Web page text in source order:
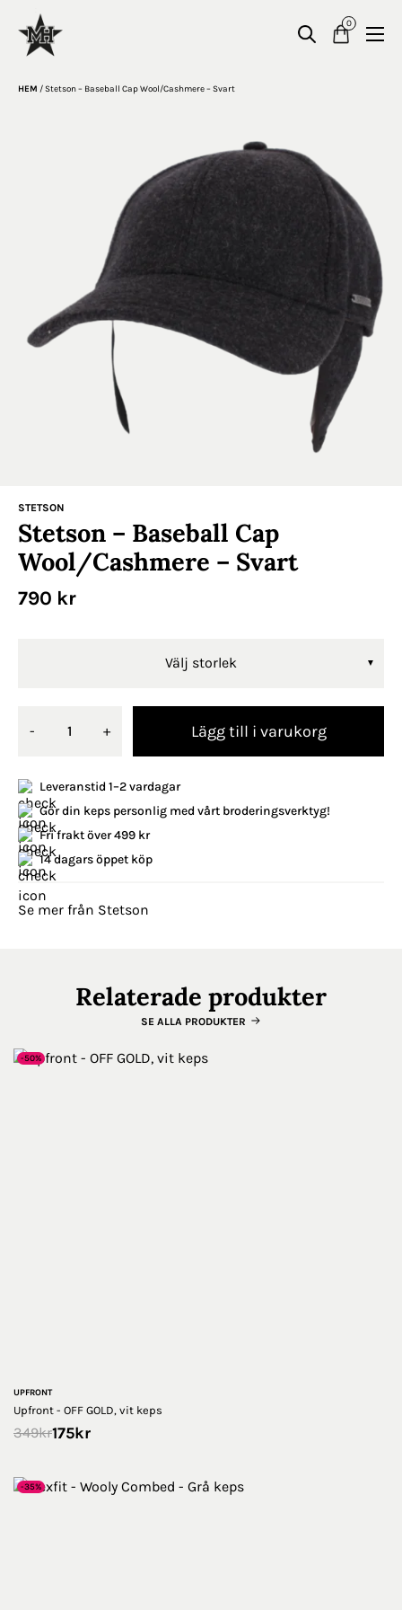
0
HEM /Stetson – Baseball Cap Wool/Cashmere – Svart
STETSON
Stetson – Baseball Cap
Wool/Cashmere – Svart
790 kr
Välj storlek
- + Lägg till i varukorg
Leveranstid 1–2 vardagar
Gör din keps personlig med vårt broderingsverktyg!
Fri frakt över 499 kr
14 dagars öppet köp
Se mer från Stetson
Relaterade produkter
SE ALLA PRODUKTER
-50%
UPFRONT
Upfront - OFF GOLD, vit keps
349kr175kr
-35%